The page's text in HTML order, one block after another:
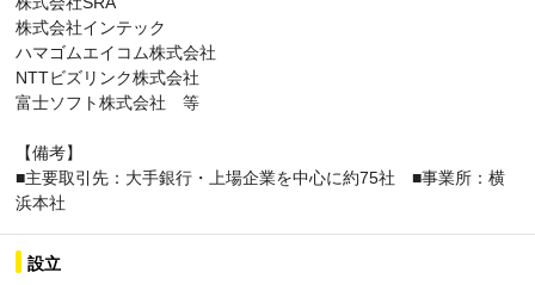
株式会社インテック
ハマゴムエイコム株式会社
NTTビズリンク株式会社
富士ソフト株式会社 等
【備考】
■主要取引先：大手銀行・上場企業を中心に約75社 ■事業所：横
浜本社
設立